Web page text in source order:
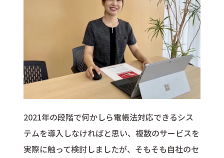
2021年の段階で何かしら電帳法対応できるシス
テムを導入しなければと思い、複数のサービスを
実際に触って検討しましたが、そもそも自社のセ